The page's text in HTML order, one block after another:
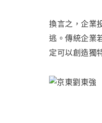
換言之 ，企業
逃 。傳統企業
定可以創造獨